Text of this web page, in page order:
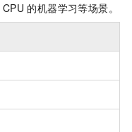
CPU 的机器学习等场景。